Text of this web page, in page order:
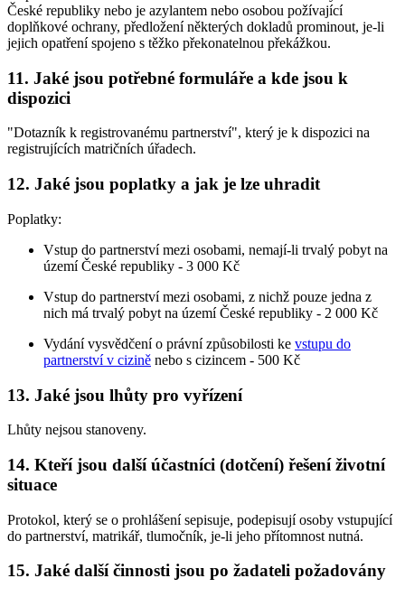
České republiky nebo je azylantem nebo osobou požívající
doplňkové ochrany, předložení některých dokladů prominout, je-li
jejich opatření spojeno s těžko překonatelnou překážkou.
11. Jaké jsou potřebné formuláře a kde jsou k
dispozici
"Dotazník k registrovanému partnerství", který je k dispozici na
registrujících matričních úřadech.
12. Jaké jsou poplatky a jak je lze uhradit
Poplatky:
Vstup do partnerství mezi osobami, nemají-li trvalý pobyt na
území České republiky - 3 000 Kč
Vstup do partnerství mezi osobami, z nichž pouze jedna z
nich má trvalý pobyt na území České republiky - 2 000 Kč
Vydání vysvědčení o právní způsobilosti ke vstupu do
partnerství v cizině nebo s cizincem - 500 Kč
13. Jaké jsou lhůty pro vyřízení
Lhůty nejsou stanoveny.
14. Kteří jsou další účastníci (dotčení) řešení životní
situace
Protokol, který se o prohlášení sepisuje, podepisují osoby vstupující
do partnerství, matrikář, tlumočník, je-li jeho přítomnost nutná.
15. Jaké další činnosti jsou po žadateli požadovány